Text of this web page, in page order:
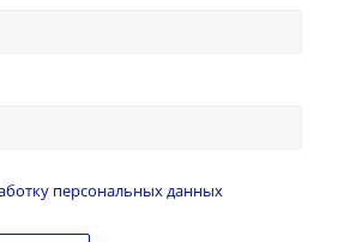
персональных данных